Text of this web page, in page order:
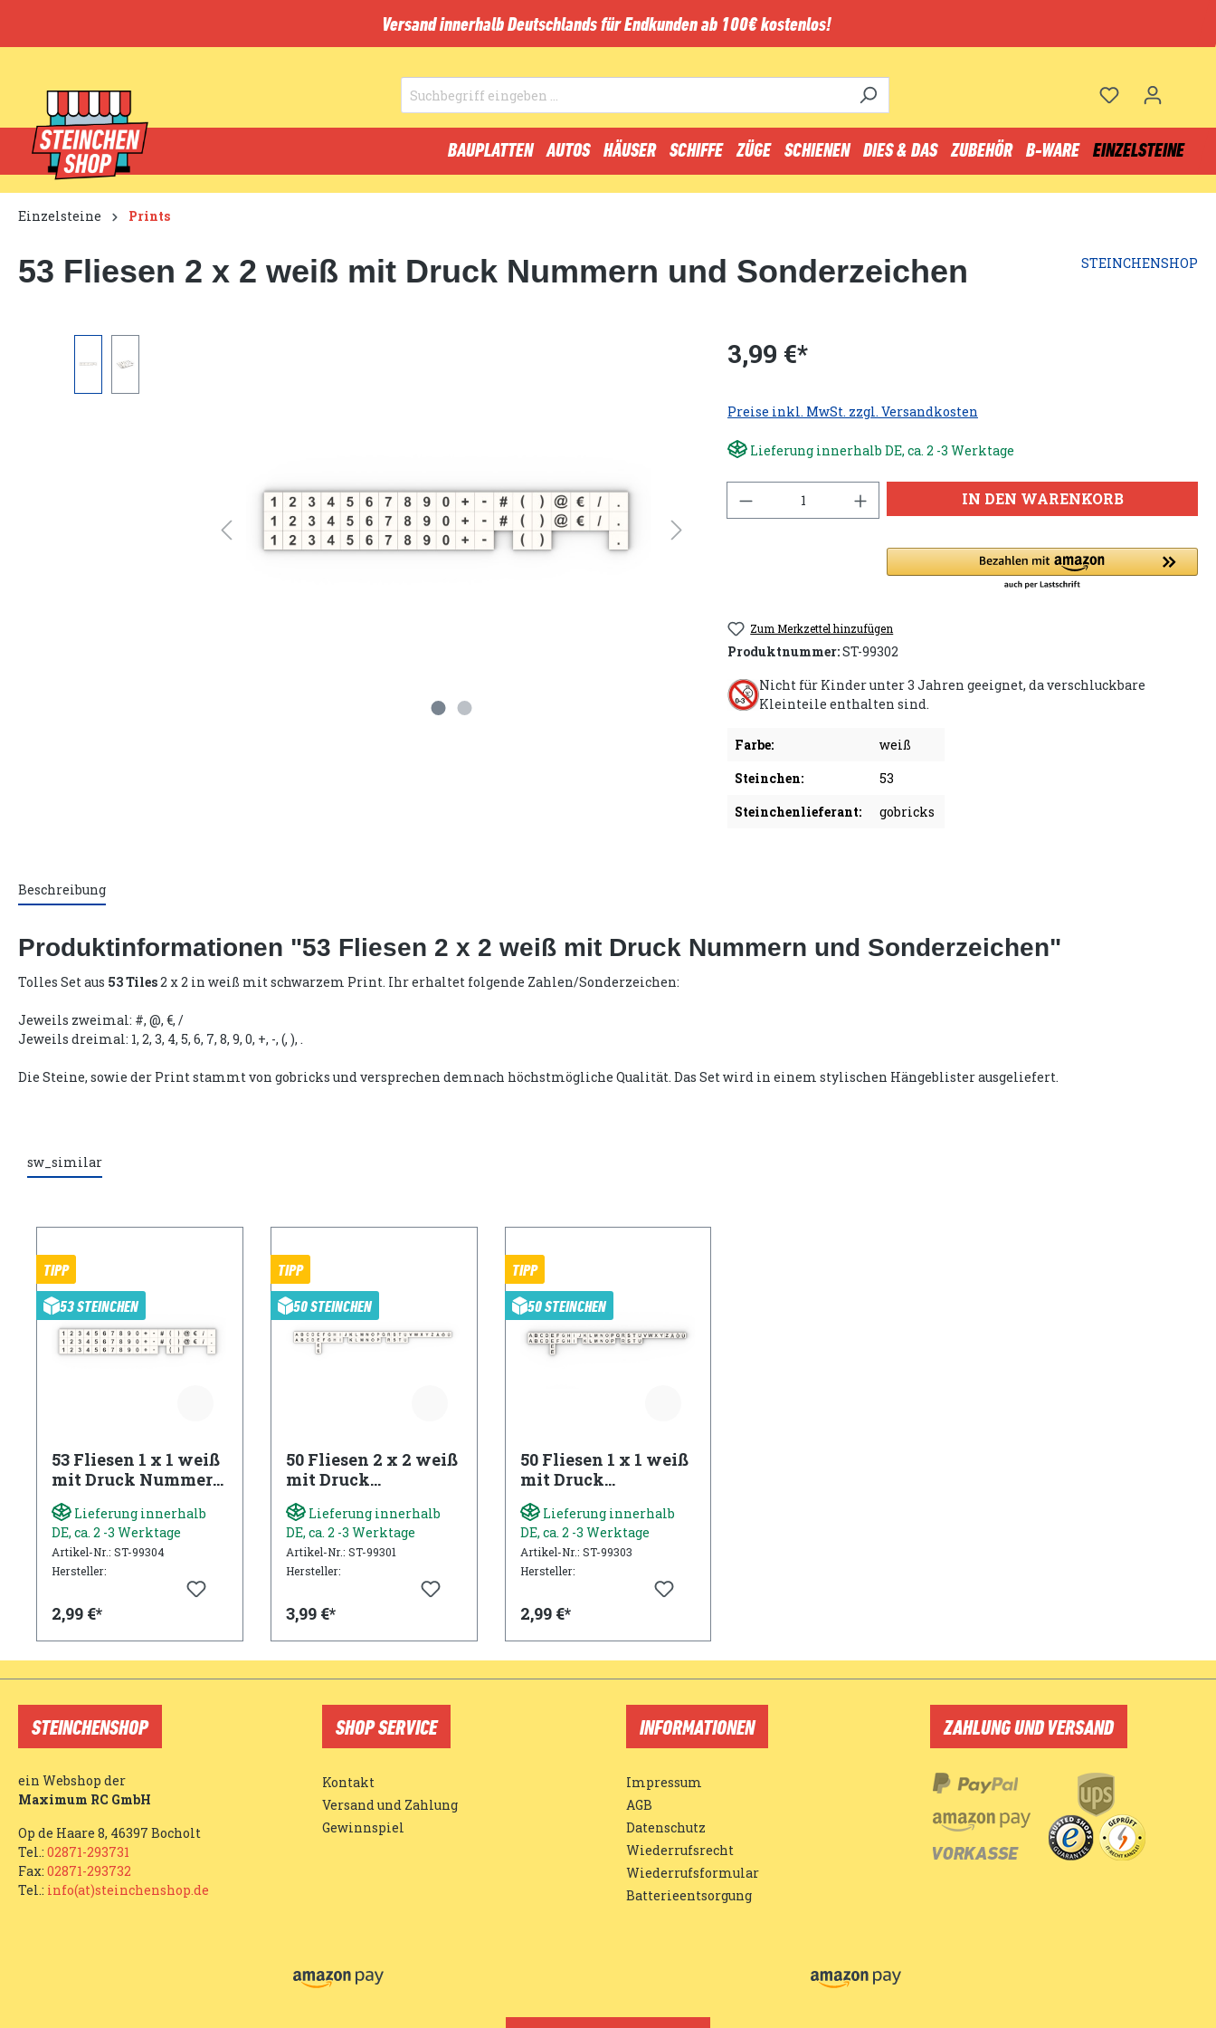
Versand innerhalb Deutschlands für Endkunden ab 100€ kostenlos!
BAUPLATTEN AUTOS HÄUSER SCHIFFE ZÜGE SCHIENEN DIES & DAS ZUBEHÖR B-WARE EINZELSTEINE
Einzelsteine Prints
53 Fliesen 2 x 2 weiß mit Druck Nummern und Sonderzeichen STEINCHENSHOP
3,99 €*
Preise inkl. MwSt. zzgl. Versandkosten
Lieferung innerhalb DE, ca. 2 -3 Werktage
IN DEN WARENKORB
Zum Merkzettel hinzufügen
Produktnummer:ST-99302
Nicht für Kinder unter 3 Jahren geeignet, da verschluckbare
Kleinteile enthalten sind.
Farbe:
weiß
Steinchen:
53
Steinchenlieferant:
gobricks
Beschreibung
Produktinformationen "53 Fliesen 2 x 2 weiß mit Druck Nummern und Sonderzeichen"
Tolles Set aus 53 Tiles2 x 2 in weiß mit schwarzem Print. Ihr erhaltet folgende Zahlen/Sonderzeichen:
Jeweils zweimal: #, @, €, /
Jeweils dreimal: 1, 2, 3, 4, 5, 6, 7, 8, 9, 0, +, -, (, ), .
Die Steine, sowie der Print stammt von gobricks und versprechen demnach höchstmögliche Qualität. Das Set wird in einem stylischen Hängeblister ausgeliefert.
sw_similar
TIPP
53 STEINCHEN
53 Fliesen 1 x 1 weiß
mit Druck Nummern
und Sonderzeichen
Lieferung innerhalb
DE, ca. 2 -3 Werktage
Artikel-Nr.: ST-99304
Hersteller:
2,99 €*
TIPP
50 STEINCHEN
50 Fliesen 2 x 2 weiß
mit Druck
Buchstaben Set
Lieferung innerhalb
DE, ca. 2 -3 Werktage
Artikel-Nr.: ST-99301
Hersteller:
3,99 €*
TIPP
50 STEINCHEN
50 Fliesen 1 x 1 weiß
mit Druck
Buchstaben Set
Lieferung innerhalb
DE, ca. 2 -3 Werktage
Artikel-Nr.: ST-99303
Hersteller:
2,99 €*
STEINCHENSHOP
ein Webshop der
Maximum RC GmbH
Op de Haare 8, 46397 Bocholt
Tel.: 02871-293731
Fax: 02871-293732
Tel.: info(at)steinchenshop.de
SHOP SERVICE
Kontakt
Versand und Zahlung
Gewinnspiel
INFORMATIONEN
Impressum
AGB
Datenschutz
Wiederrufsrecht
Wiederrufsformular
Batterieentsorgung
ZAHLUNG UND VERSAND